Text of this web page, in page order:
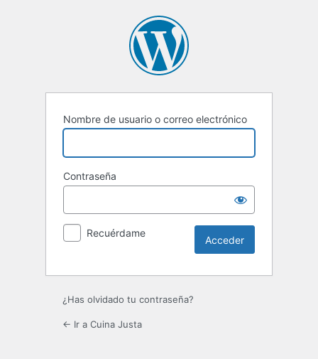
Nombre de usuario o correo electrónico
Contraseña
Recuérdame
¿Has olvidado tu contraseña?
← Ir a Cuina Justa